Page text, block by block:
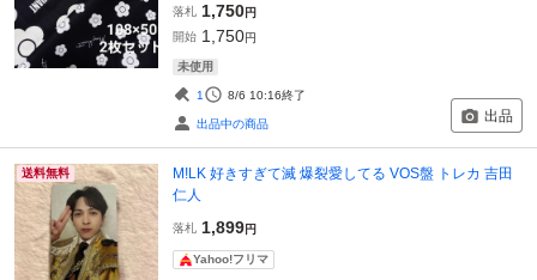
落札 1,750円
開始 1,750円
未使用
1 8/6 10:16終了
出品中の商品 出品
送料無料
M!LK 好きすぎて滅 爆裂愛してる VOS盤 トレカ 吉田
仁人
落札 1,899円
Yahoo!フリマ